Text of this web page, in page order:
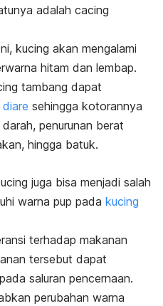
adalah cacing
kucing akan mengalami
hitam dan lembap.
tambang dapat
sehingga kotorannya
penurunan berat
hingga batuk.
juga bisa menjadi salah
warna pup pada kucing
terhadap makanan
tersebut dapat
saluran pencernaan.
perubahan warna